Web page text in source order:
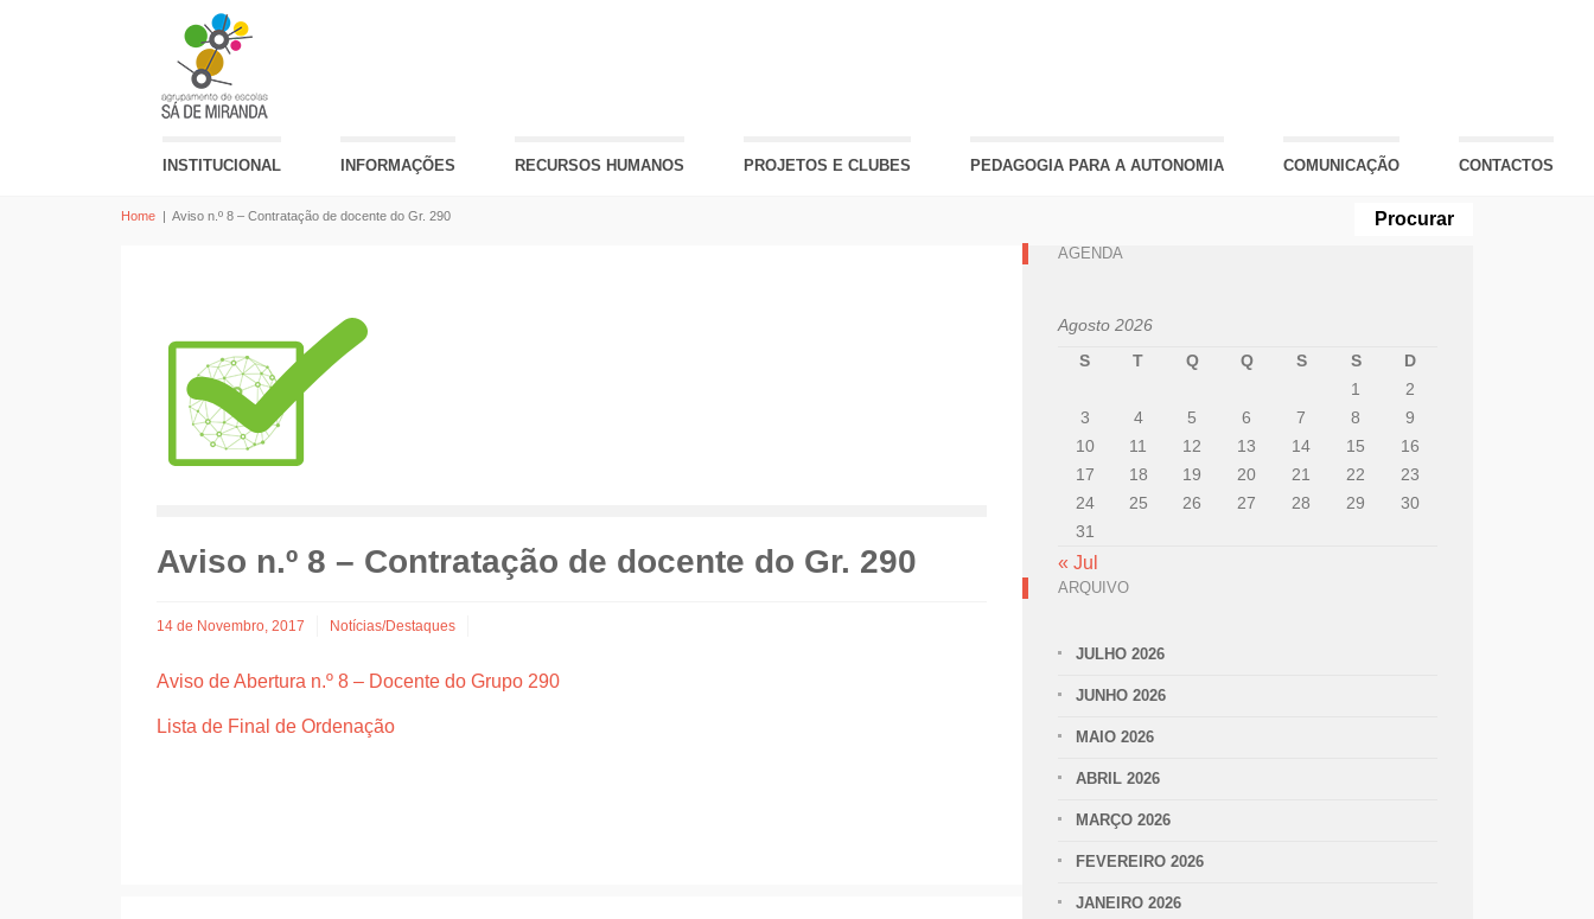
INSTITUCIONAL INFORMAÇÕES RECURSOS HUMANOS PROJETOS E CLUBES PEDAGOGIA PARA A AUTONOMIA COMUNICAÇÃO CONTACTOS
Home | Aviso n.º 8 – Contratação de docente do Gr. 290
Aviso n.º 8 – Contratação de docente do Gr. 290
14 de Novembro, 2017 Notícias/Destaques
Aviso de Abertura n.º 8 – Docente do Grupo 290
Lista de Final de Ordenação
AGENDA
Agosto 2026
S
T Q Q S S
D
1
2
3
4 5 6 7 8
9
10
11 12 13 14 15
16
17
18 19 20 21 22
23
24
25 26 27 28 29
30
31
« Jul
ARQUIVO
JULHO 2026
JUNHO 2026
MAIO 2026
ABRIL 2026
MARÇO 2026
FEVEREIRO 2026
JANEIRO 2026